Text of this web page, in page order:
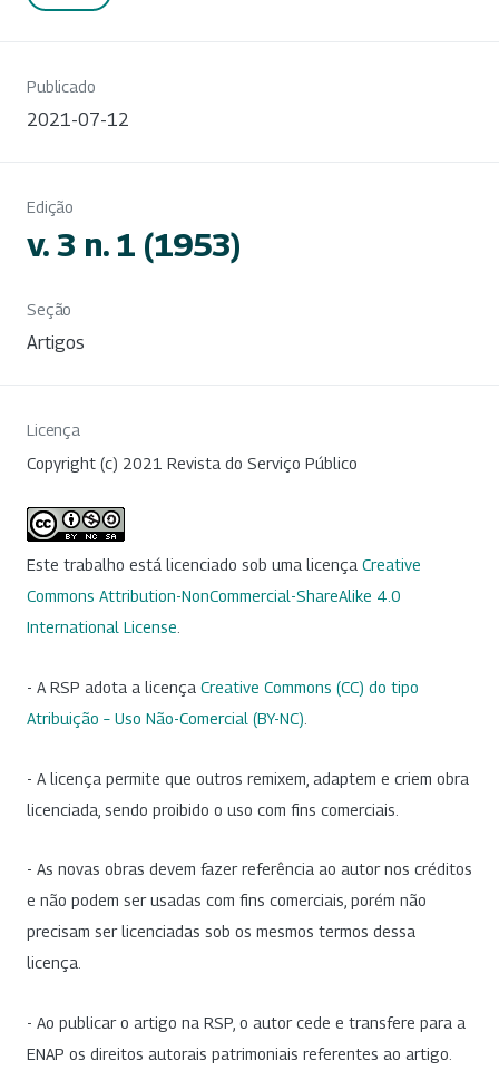
Publicado
2021-07-12
Edição
v. 3 n. 1 (1953)
Seção
Artigos
Licença
Copyright (c) 2021 Revista do Serviço Público
Este trabalho está licenciado sob uma licença Creative
Commons Attribution-NonCommercial-ShareAlike 4.0
International License.
- A RSP adota a licença Creative Commons (CC) do tipo
Atribuição – Uso Não-Comercial (BY-NC)
- A licença permite que outros remixem, adaptem e criem obra
licenciada, sendo proibido o uso com fins comerciais.
- As novas obras devem fazer referência ao autor nos créditos
e não podem ser usadas com fins comerciais, porém não
precisam ser licenciadas sob os mesmos termos dessa
licença.
- Ao publicar o artigo na RSP, o autor cede e transfere para a
ENAP os direitos autorais patrimoniais referentes ao artigo.